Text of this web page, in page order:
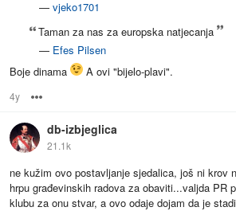
— vjeko1701
Taman za nas za europska natjecanja
— Efes Pilsen
Boje dinama
A ovi "bijelo-plavi".
4y
db-izbjeglica
21.1k
ne kužim ovo postavljanje sjedalica, još ni krov
hrpu građevinskih radova za obaviti...valjda PR
klubu za onu stvar, a ovo odaje dojam da je